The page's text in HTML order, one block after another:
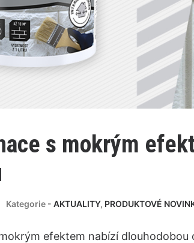
s mokrým
Kategorie - AKTUALITY, PRODUKTOVÉ
efektem nabízí